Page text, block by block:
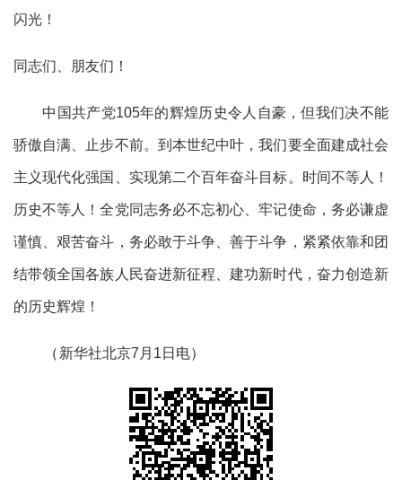
闪光！
同志们、朋友们！
中国共产党105年的辉煌历史令人自豪，但我们决不能
骄傲自满、止步不前。到本世纪中叶，我们要全面建成社会
主义现代化强国、实现第二个百年奋斗目标。时间不等人！
历史不等人！全党同志务必不忘初心、牢记使命，务必谦虚
谨慎、艰苦奋斗，务必敢于斗争、善于斗争，紧紧依靠和团
结带领全国各族人民奋进新征程、建功新时代，奋力创造新
的历史辉煌！
（ 新华社北京7月1日电）